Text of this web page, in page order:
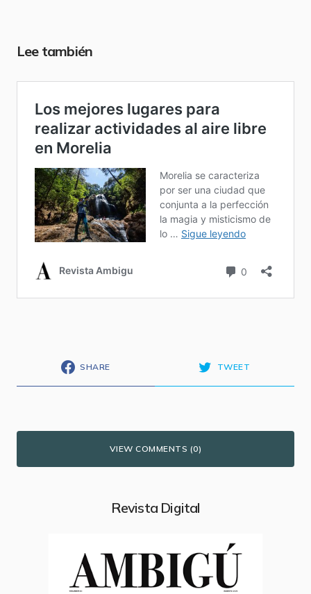
Lee también
SHARE TWEET
VIEW COMMENTS (0)
Revista Digital